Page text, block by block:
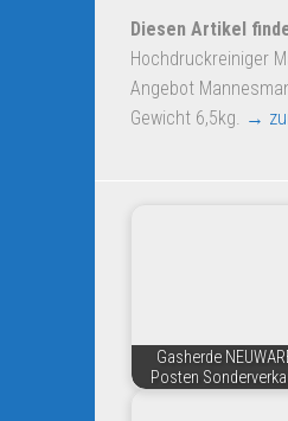
Diesen Artikel
Hochdruckreiniger
Angebot
Gewicht 6,5kg. →
Gasherde
Posten